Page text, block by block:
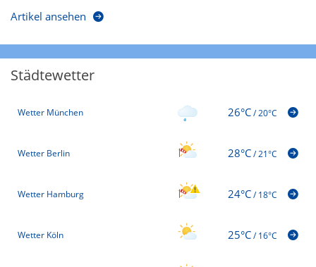
Artikel ansehen
Städtewetter
Wetter München 26°C/20°C
Wetter Berlin 28°C/21°C
Wetter Hamburg 24°C/18°C
Wetter Köln 25°C/16°C